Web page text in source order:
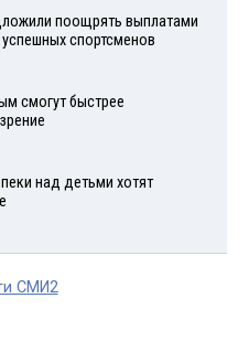
поощрять выплатами
спортсменов
смогут быстрее
над детьми хотят
СМИ2